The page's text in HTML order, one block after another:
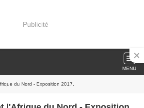
Publicité
MENU
du Nord - Exposition 2017.